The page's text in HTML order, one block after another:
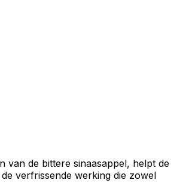
van de bittere sinaasappel, helpt de
verfrissende werking die zowel